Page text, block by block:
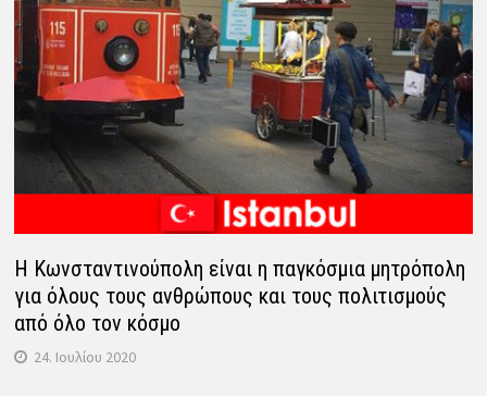
Η Κωνσταντινούπολη είναι η παγκόσμια μητρόπολη
για όλους τους ανθρώπους και τους πολιτισμούς
από όλο τον κόσμο
24. Ιουλίου 2020